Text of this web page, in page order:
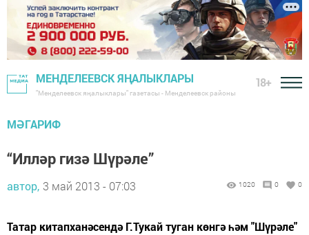
МЕНДЕЛЕЕВСК ЯҢАЛЫКЛАРЫ
"Менделеевск яңалыклары" газетасы - Менделеевск районы
18+
МӘГАРИФ
“Илләр гизә Шүрәле”
автор, 3 май 2013 - 07:03 1020 0 0
Татар китапханәсендә Г.Тукай туган көнгә һәм "Шүрәле"